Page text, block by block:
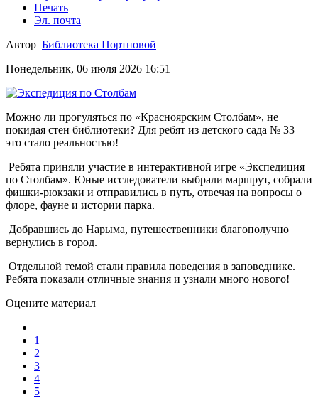
Печать
Эл. почта
Автор Библиотека Портновой
Понедельник, 06 июля 2026 16:51
Можно ли прогуляться по «Красноярским Столбам», не
покидая стен библиотеки? Для ребят из детского сада № 33
это стало реальностью!
Ребята приняли участие в интерактивной игре «Экспедиция
по Столбам». Юные исследователи выбрали маршрут, собрали
фишки-рюкзаки и отправились в путь, отвечая на вопросы о
флоре, фауне и истории парка.
Добравшись до Нарыма, путешественники благополучно
вернулись в город.
Отдельной темой стали правила поведения в заповеднике.
Ребята показали отличные знания и узнали много нового!
Оцените материал
1
2
3
4
5